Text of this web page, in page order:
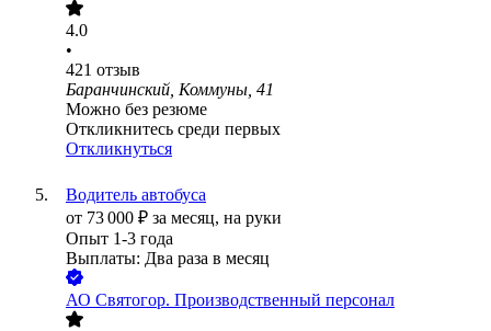
4.0
•
421 отзыв
Баранчинский, Коммуны, 41
Можно без резюме
Откликнитесь среди первых
Откликнуться
Водитель автобуса
от 73 000 ₽ за месяц, на руки
Опыт 1-3 года
Выплаты: Два раза в месяц
АО Святогор. Производственный персонал